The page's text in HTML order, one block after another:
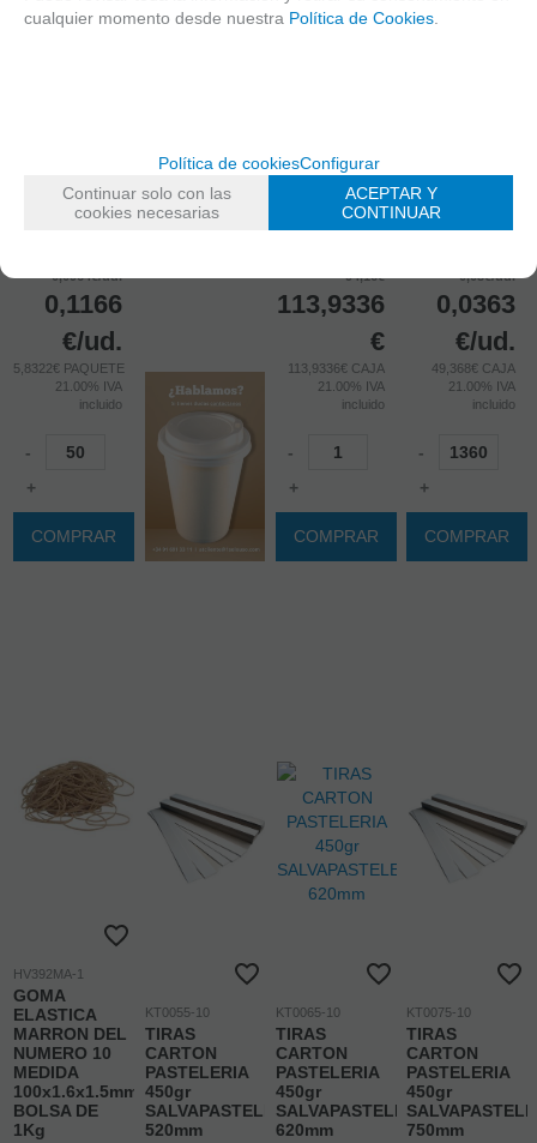
D000M2-50
MANGAS
PAQUETE: 50
Ud. mín.: 50
0,0964€/ud.
0,1166
€/ud.
5,8322€ PAQUETE
21.00% IVA
incluido
-
+
COMPRAR
D000R0-1
PASTELERIA
Ud. mín.: 1
94,16€
113,9336
€
113,9336€ CAJA
21.00% IVA
incluido
-
+
COMPRAR
FAJ009-1360
FUNDA/FAJA
CAJA: 1360
Ud. mín.: 1360
0,03€/ud.
0,0363
€/ud.
49,368€ CAJA
21.00% IVA
incluido
-
+
COMPRAR
HV392MA-1
GOMA
ELASTICA
MARRON DEL
NUMERO 10
MEDIDA
100x1.6x1.5mm
BOLSA DE
1Kg
KT0055-10
TIRAS
CARTON
PASTELERIA
450gr
SALVAPASTELES
520mm
KT0065-10
TIRAS
CARTON
PASTELERIA
450gr
SALVAPASTELES
620mm
KT0075-10
TIRAS
CARTON
PASTELERIA
450gr
750mm
cualquier momento desde nuestra Política de Cookies
Política de cookiesConfigurar
Continuar solo con las
cookies necesarias
ACEPTAR Y
CONTINUAR